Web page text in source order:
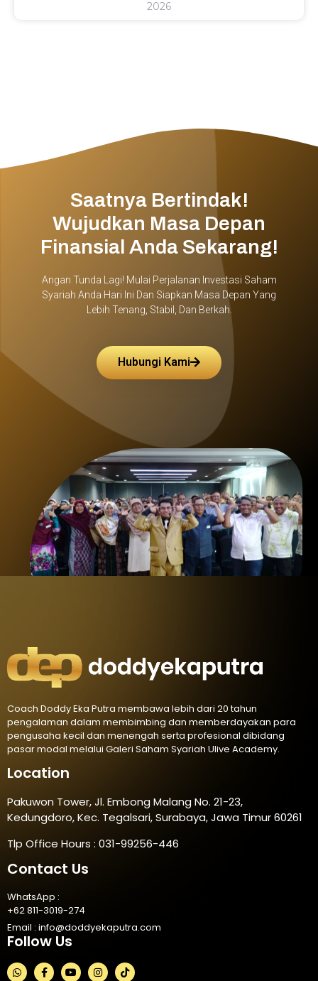
2026
Saatnya Bertindak!
Wujudkan Masa Depan
Finansial Anda Sekarang!
Angan Tunda Lagi! Mulai Perjalanan Investasi Saham
Syariah Anda Hari Ini Dan Siapkan Masa Depan Yang
Lebih Tenang, Stabil, Dan Berkah.
Hubungi Kami
Coach Doddy Eka Putra membawa lebih dari 20 tahun
pengalaman dalam membimbing dan memberdayakan para
pengusaha kecil dan menengah serta profesional dibidang
pasar modal melalui Galeri Saham Syariah Ulive Academy.
Location
Pakuwon Tower, Jl. Embong Malang No. 21-23,
Kedungdoro, Kec. Tegalsari, Surabaya, Jawa Timur 60261
Tlp Office Hours : 031-99256-446
Contact Us
WhatsApp :
+62 811-3019-274
Email : info@doddyekaputra.com
Follow Us